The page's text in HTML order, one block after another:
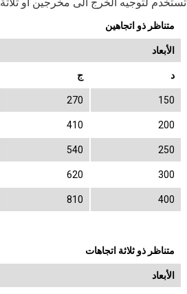
متناظر ذو اتجاهين
الأبعاد
ج د
270 150
410 200
540 250
620 300
810 400
متناظر ذو ثلاثة اتجاهات
الأبعاد